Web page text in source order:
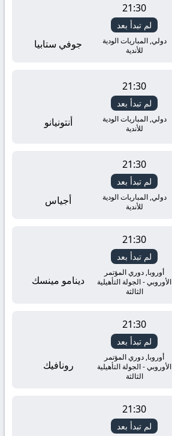
21:30
لم تبدأ بعد
دولي, المباريات الودية
للأندية
جوفي ستابيا
21:30
لم تبدأ بعد
دولي, المباريات الودية
للأندية
أنتونيانو
21:30
لم تبدأ بعد
دولي, المباريات الودية
للأندية
أجياس
21:30
لم تبدأ بعد
أوروبا, دوري المؤتمر
الأوروبي - الجولة التأهيلية
الثالثة
دينامو مينسك
21:30
لم تبدأ بعد
أوروبا, دوري المؤتمر
الأوروبي - الجولة التأهيلية
الثالثة
رونافيك
21:30
لم تبدأ بعد